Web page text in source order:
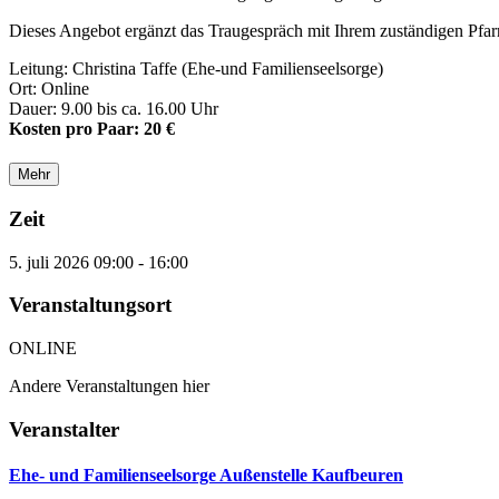
Dieses Angebot ergänzt das Traugespräch mit Ihrem zuständigen
Leitung: Christina Taffe (Ehe-und Familienseelsorge)
Ort: Online
Dauer: 9.00 bis ca. 16.00 Uhr
Kosten pro Paar: 20 €
Mehr
Zeit
5. juli 2026 09:00 - 16:00
Veranstaltungsort
ONLINE
Andere Veranstaltungen hier
Veranstalter
Ehe- und Familienseelsorge Außenstelle Kaufbeuren